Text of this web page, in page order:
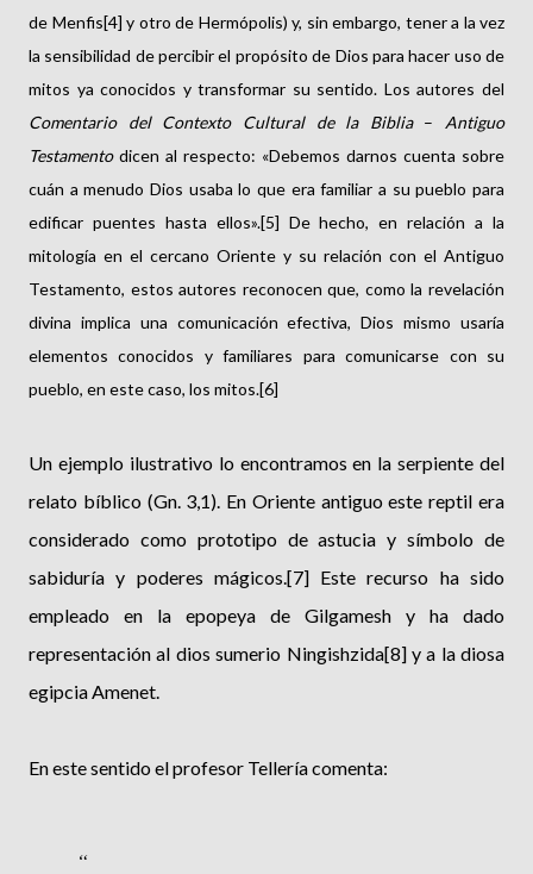
de Menfis[4] y otro de Hermópolis) y, sin embargo, tener a la vez
la sensibilidad de percibir el propósito de Dios para hacer uso de
mitos ya conocidos y transformar su sentido. Los autores del
Comentario del Contexto Cultural de la Biblia – Antiguo
Testamentodicen al respecto: «Debemos darnos cuenta sobre
cuán a menudo Dios usaba lo que era familiar a su pueblo para
edificar puentes hasta ellos».[5] De hecho, en relación a la
mitología en el cercano Oriente y su relación con el Antiguo
Testamento, estos autores reconocen que, como la revelación
divina implica una comunicación efectiva, Dios mismo usaría
elementos conocidos y familiares para comunicarse con su
pueblo, en este caso, los mitos.[6]
Un ejemplo ilustrativo lo encontramos en la serpiente del
relato bíblico (Gn. 3,1). En Oriente antiguo este reptil era
considerado como prototipo de astucia y símbolo de
sabiduría y poderes mágicos.[7] Este recurso ha sido
empleado en la epopeya de Gilgamesh y ha dado
representación al dios sumerio Ningishzida[8] y a la diosa
egipcia Amenet.
En este sentido el profesor Tellería comenta: